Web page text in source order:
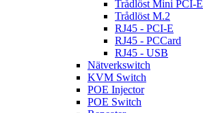
Trådlöst Mini PCI-E
Trådlöst M.2
RJ45 - PCI-E
RJ45 - PCCard
RJ45 - USB
Nätverkswitch
KVM Switch
POE Injector
POE Switch